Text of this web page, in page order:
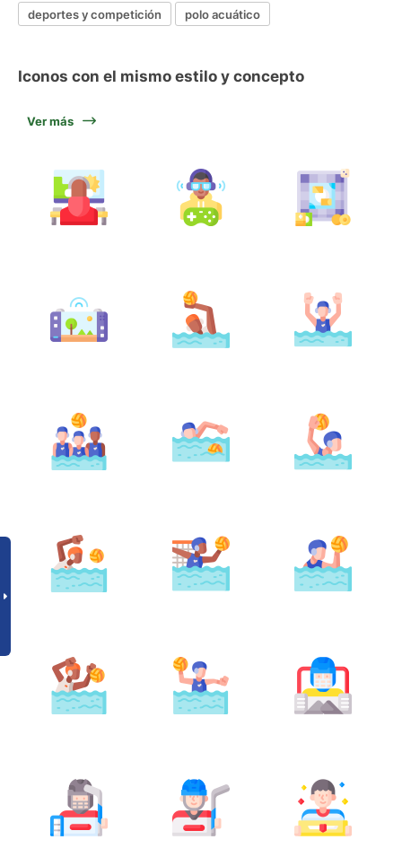
deportes y competición
polo acuático
Iconos con el mismo estilo y concepto
Ver más